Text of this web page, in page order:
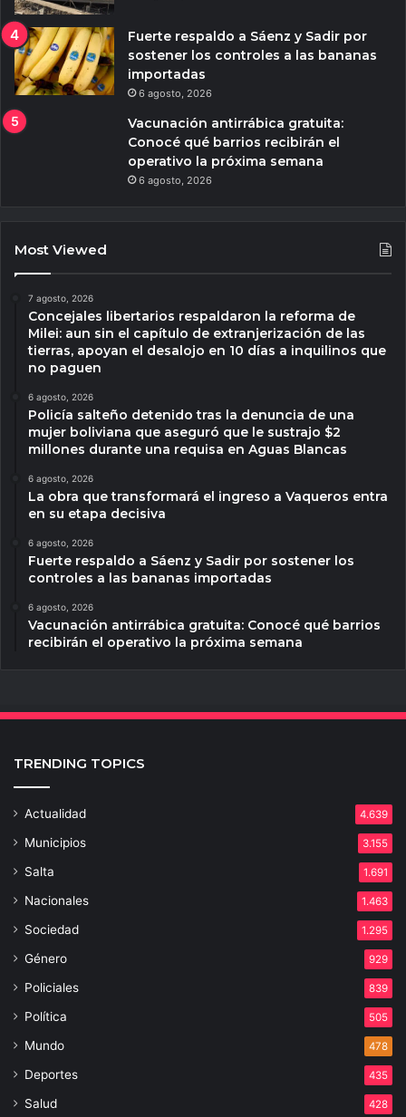
Fuerte respaldo a Sáenz y Sadir por
sostener los controles a las bananas
importadas
6 agosto, 2026
Vacunación antirrábica gratuita:
Conocé qué barrios recibirán el
operativo la próxima semana
6 agosto, 2026
Most Viewed
7 agosto, 2026
Concejales libertarios respaldaron la reforma de
Milei: aun sin el capítulo de extranjerización de las
tierras, apoyan el desalojo en 10 días a inquilinos que
no paguen
6 agosto, 2026
Policía salteño detenido tras la denuncia de una
mujer boliviana que aseguró que le sustrajo $2
millones durante una requisa en Aguas Blancas
6 agosto, 2026
La obra que transformará el ingreso a Vaqueros entra
en su etapa decisiva
6 agosto, 2026
Fuerte respaldo a Sáenz y Sadir por sostener los
controles a las bananas importadas
6 agosto, 2026
Vacunación antirrábica gratuita: Conocé qué barrios
recibirán el operativo la próxima semana
TRENDING TOPICS
Actualidad 4.639
Municipios 3.155
Salta 1.691
Nacionales 1.463
Sociedad 1.295
Género 929
Policiales 839
Política 505
Mundo 478
Deportes 435
Salud 428